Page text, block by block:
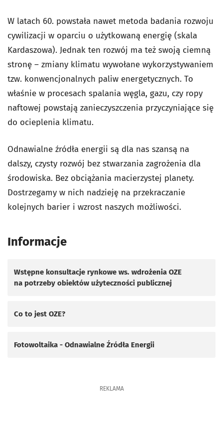
W latach 60. powstała nawet metoda badania rozwoju
cywilizacji w oparciu o użytkowaną energię (skala
Kardaszowa). Jednak ten rozwój ma też swoją ciemną
stronę – zmiany klimatu wywołane wykorzystywaniem
tzw. konwencjonalnych paliw energetycznych. To
właśnie w procesach spalania węgla, gazu, czy ropy
naftowej powstają zanieczyszczenia przyczyniające się
do ocieplenia klimatu.
Odnawialne źródła energii są dla nas szansą na
dalszy, czysty rozwój bez stwarzania zagrożenia dla
środowiska. Bez obciążania macierzystej planety.
Dostrzegamy w nich nadzieję na przekraczanie
kolejnych barier i wzrost naszych możliwości.
Informacje
Wstępne konsultacje rynkowe ws. wdrożenia OZE
na potrzeby obiektów użyteczności publicznej
Co to jest OZE?
Fotowoltaika - Odnawialne Źródła Energii
REKLAMA